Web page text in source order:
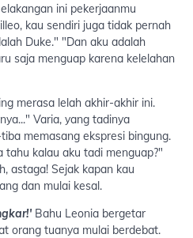
ini pekerjaanmu
kau sendiri juga tidak pernah
Duke." "Dan aku adalah
saja menguap karena kelelahan
merasa lelah akhir-akhir ini.
Varia, yang tadinya
memasang ekspresi bingung.
tahu kalau aku tadi menguap?"
astaga! Sejak kapan kau
dan mulai kesal.
Bahu Leonia bergetar
orang tuanya mulai berdebat.